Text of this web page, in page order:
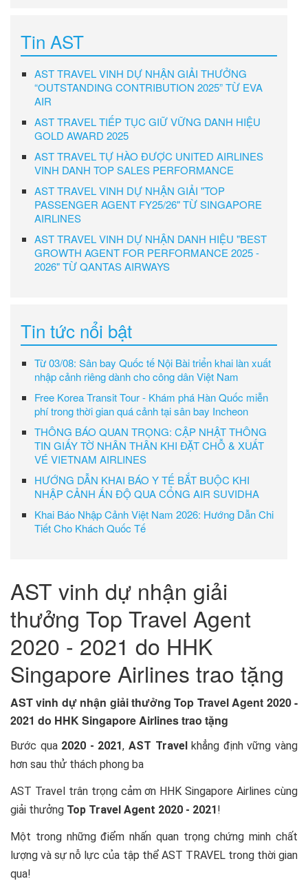
Tin AST
AST TRAVEL VINH DỰ NHẬN GIẢI THƯỞNG
“OUTSTANDING CONTRIBUTION 2025” TỪ EVA
AIR
AST TRAVEL TIẾP TỤC GIỮ VỮNG DANH HIỆU
GOLD AWARD 2025
AST TRAVEL TỰ HÀO ĐƯỢC UNITED AIRLINES
VINH DANH TOP SALES PERFORMANCE
AST TRAVEL VINH DỰ NHẬN GIẢI "TOP
PASSENGER AGENT FY25/26" TỪ SINGAPORE
AIRLINES
AST TRAVEL VINH DỰ NHẬN DANH HIỆU "BEST
GROWTH AGENT FOR PERFORMANCE 2025 -
2026" TỪ QANTAS AIRWAYS
Tin tức nổi bật
Từ 03/08: Sân bay Quốc tế Nội Bài triển khai làn xuất
nhập cảnh riêng dành cho công dân Việt Nam
Free Korea Transit Tour - Khám phá Hàn Quốc miễn
phí trong thời gian quá cảnh tại sân bay Incheon
THÔNG BÁO QUAN TRỌNG: CẬP NHẬT THÔNG
TIN GIẤY TỜ NHÂN THÂN KHI ĐẶT CHỖ & XUẤT
VÉ VIETNAM AIRLINES
HƯỚNG DẪN KHAI BÁO Y TẾ BẮT BUỘC KHI
NHẬP CẢNH ẤN ĐỘ QUA CỔNG AIR SUVIDHA
Khai Báo Nhập Cảnh Việt Nam 2026: Hướng Dẫn Chi
Tiết Cho Khách Quốc Tế
AST vinh dự nhận giải
thưởng Top Travel Agent
2020 - 2021 do HHK
Singapore Airlines trao tặng
AST vinh dự nhận giải thưởng Top Travel Agent 2020 -
2021 do HHK Singapore Airlines trao tặng
Bước qua 2020 - 2021,AST Travelkhẳng định vững vàng
hơn sau thử thách phong ba
AST Travel trân trọng cảm ơn HHK Singapore Airlines cùng
giải thưởng Top Travel Agent 2020 - 2021!
Một trong những điểm nhấn quan trọng chứng minh chất
lượng và sự nỗ lực của tập thể AST TRAVEL trong thời gian
qua!